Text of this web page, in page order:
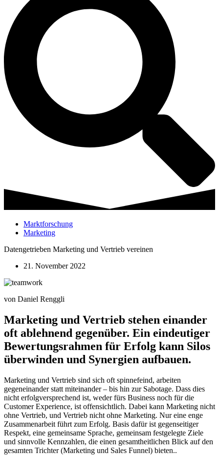
Marktforschung
Marketing
Datengetrieben Marketing und Vertrieb vereinen
21. November 2022
von Daniel Renggli
Marketing und Vertrieb stehen einander
oft ablehnend gegenüber. Ein eindeutiger
Bewertungsrahmen für Erfolg kann Silos
überwinden und Synergien aufbauen.
Marketing und Vertrieb sind sich oft spinnefeind, arbeiten
gegeneinander statt miteinander – bis hin zur Sabotage. Dass dies
nicht erfolgversprechend ist, weder fürs Business noch für die
Customer Experience, ist offensichtlich. Dabei kann Marketing nicht
ohne Vertrieb, und Vertrieb nicht ohne Marketing. Nur eine enge
Zusammenarbeit führt zum Erfolg. Basis dafür ist gegenseitiger
Respekt, eine gemeinsame Sprache, gemeinsam festgelegte Ziele
und sinnvolle Kennzahlen, die einen gesamtheitlichen Blick auf den
gesamten Trichter (Marketing und Sales Funnel) bieten..